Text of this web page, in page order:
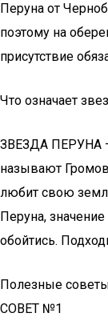
Перуна от
поэтому на
присутствие
Что означает
ЗВЕЗДА ПЕРУНА —
называют
любит свою
Перуна,
обойтись.
Полезные
СОВЕТ №1